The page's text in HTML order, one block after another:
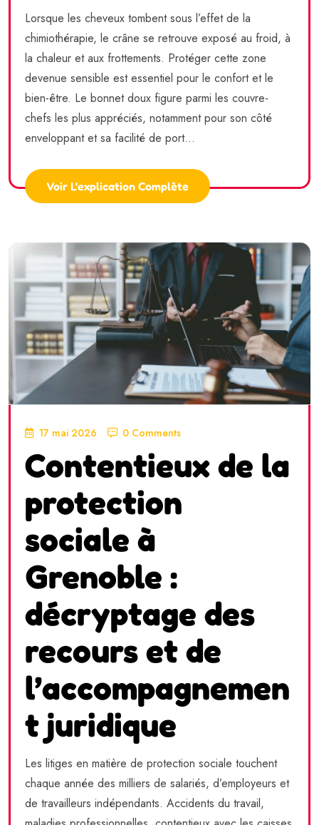
Lorsque les cheveux tombent sous l’effet de la
chimiothérapie, le crâne se retrouve exposé au froid, à
la chaleur et aux frottements. Protéger cette zone
devenue sensible est essentiel pour le confort et le
bien-être. Le bonnet doux figure parmi les couvre-
chefs les plus appréciés, notamment pour son côté
enveloppant et sa facilité de port...
Voir L'explication Complète
17 mai 2026 0 Comments
Contentieux de la
protection
sociale à
Grenoble :
décryptage des
recours et de
l’accompagnemen
t juridique
Les litiges en matière de protection sociale touchent
chaque année des milliers de salariés, d’employeurs et
de travailleurs indépendants. Accidents du travail,